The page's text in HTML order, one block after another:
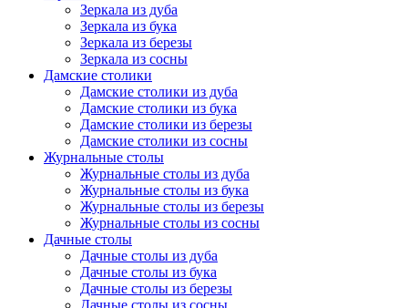
Зеркала из дуба
Зеркала из бука
Зеркала из березы
Зеркала из сосны
Дамские столики
Дамские столики из дуба
Дамские столики из бука
Дамские столики из березы
Дамские столики из сосны
Журнальные столы
Журнальные столы из дуба
Журнальные столы из бука
Журнальные столы из березы
Журнальные столы из сосны
Дачные столы
Дачные столы из дуба
Дачные столы из бука
Дачные столы из березы
Дачные столы из сосны